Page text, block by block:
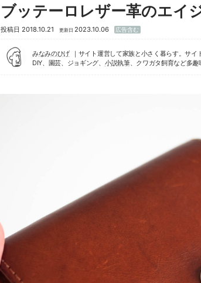
ブッテーロレザー革のエイ
投稿日 2018.10.21 更新日 2023.10.06 広告含む
みなみのひげ
サイト運営して家族と小さく暮らす。サイ
DIY、園芸、ジョギング、 小説執筆、クワガタ飼育など多趣